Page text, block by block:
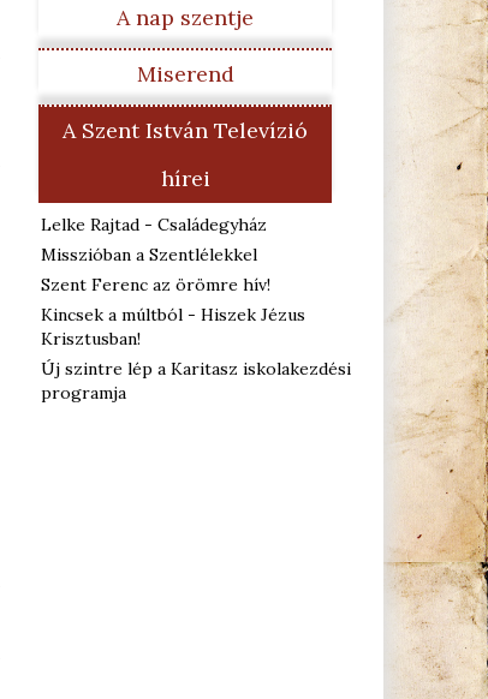
A nap szentje
Miserend
A Szent István Televízió
hírei
Lelke Rajtad - Családegyház
Misszióban a Szentlélekkel
Szent Ferenc az örömre hív!
Kincsek a múltból - Hiszek Jézus
Krisztusban!
Új szintre lép a Karitasz iskolakezdési
programja